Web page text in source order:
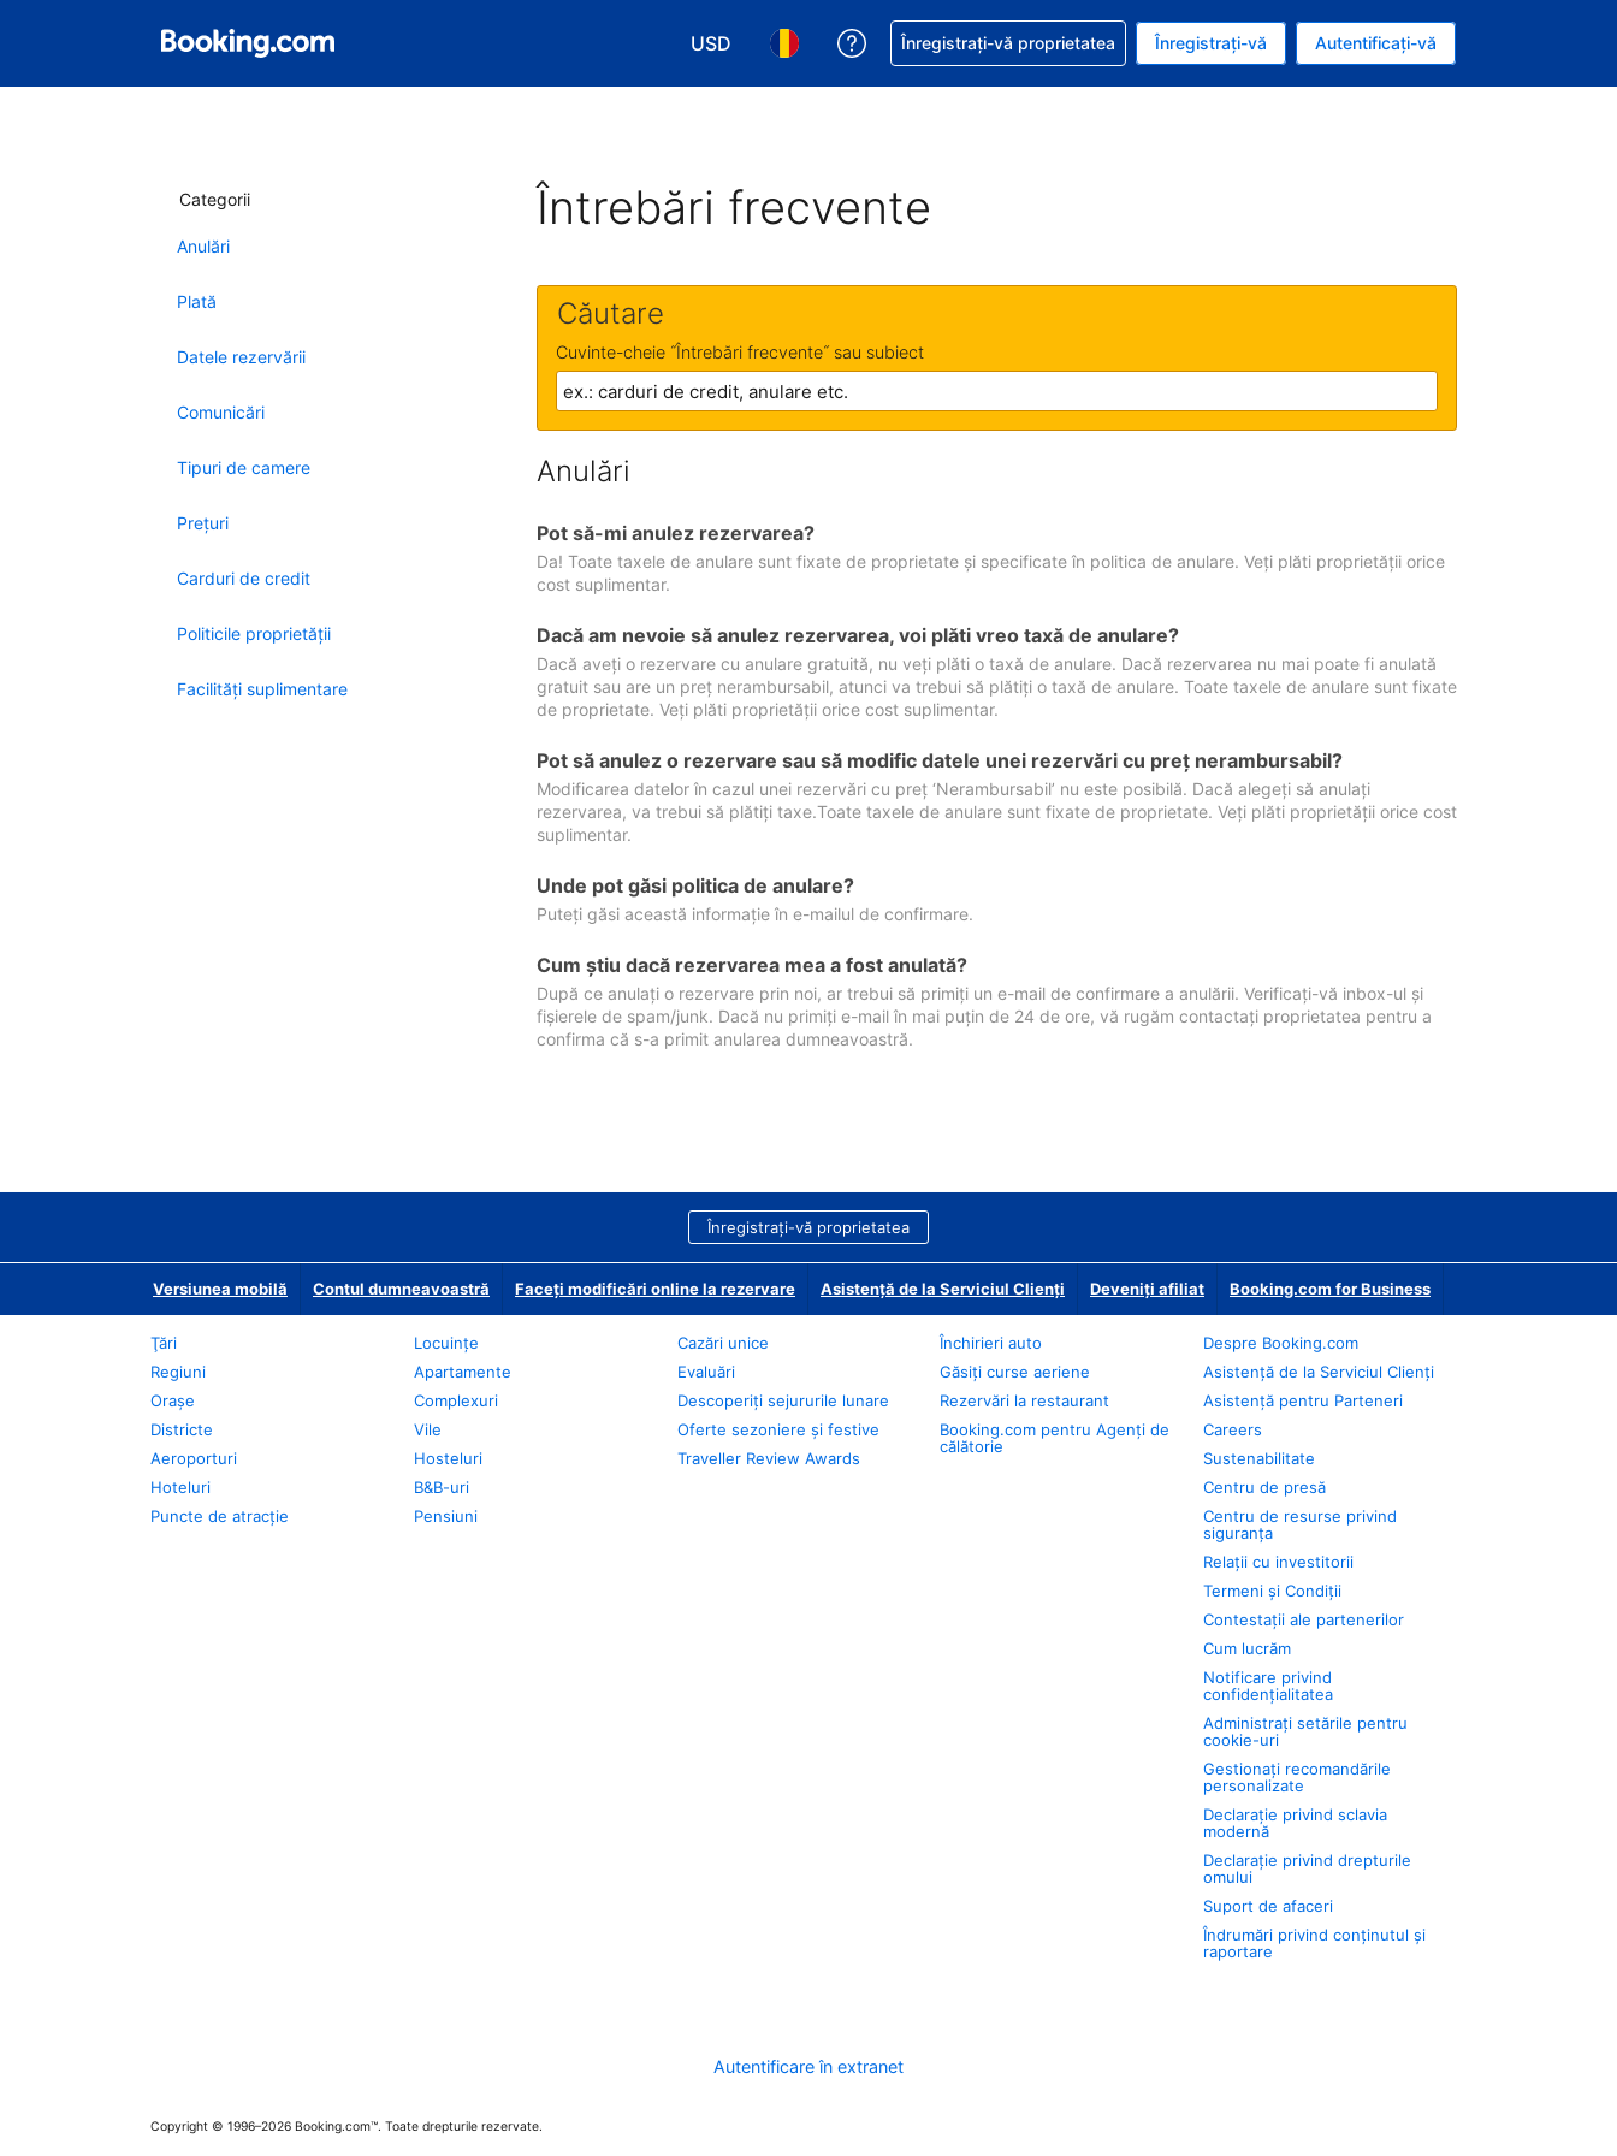
USD
Alegeţi moneda. Moneda actuală este Dolar american
Alegeți limba. Limba actuală este Română
Primiți asistență cu privire la rezervarea dvs.
Înregistrați-vă proprietatea Înregistrați-vă Autentificați-vă
Categorii
Anulări
Plată
Datele rezervării
Comunicări
Tipuri de camere
Preţuri
Carduri de credit
Politicile proprietății
Facilităţi suplimentare
Întrebări frecvente
Căutare
Cuvinte-cheie ˝Întrebări frecvente˝ sau subiect
Anulări
Pot să-mi anulez rezervarea?
Da! Toate taxele de anulare sunt fixate de proprietate și specificate în politica de anulare. Veți plăti proprietății orice
cost suplimentar.
Dacă am nevoie să anulez rezervarea, voi plăti vreo taxă de anulare?
Dacă aveți o rezervare cu anulare gratuită, nu veți plăti o taxă de anulare. Dacă rezervarea nu mai poate fi anulată
gratuit sau are un preț nerambursabil, atunci va trebui să plătiți o taxă de anulare. Toate taxele de anulare sunt fixate
de proprietate. Veți plăti proprietății orice cost suplimentar.
Pot să anulez o rezervare sau să modific datele unei rezervări cu preţ nerambursabil?
Modificarea datelor în cazul unei rezervări cu preț ‘Nerambursabil’ nu este posibilă. Dacă alegeți să anulați
rezervarea, va trebui să plătiți taxe.Toate taxele de anulare sunt fixate de proprietate. Veți plăti proprietății orice cost
suplimentar.
Unde pot găsi politica de anulare?
Puteți găsi această informație în e-mailul de confirmare.
Cum ştiu dacă rezervarea mea a fost anulată?
După ce anulați o rezervare prin noi, ar trebui să primiți un e-mail de confirmare a anulării. Verificați-vă inbox-ul și
fișierele de spam/junk. Dacă nu primiți e-mail în mai puțin de 24 de ore, vă rugăm contactați proprietatea pentru a
confirma că s-a primit anularea dumneavoastră.
Înregistrați-vă proprietatea
Versiunea mobilă Contul dumneavoastră Faceți modificări online la rezervare Asistență de la Serviciul Clienți Deveniţi afiliat Booking.com for Business
Ţări
Regiuni
Oraşe
Districte
Aeroporturi
Hoteluri
Puncte de atracţie
Locuințe
Apartamente
Complexuri
Vile
Hosteluri
B&B-uri
Pensiuni
Cazări unice
Evaluări
Descoperiți sejururile lunare
Oferte sezoniere și festive
Traveller Review Awards
Închirieri auto
Găsiți curse aeriene
Rezervări la restaurant
Booking.com pentru Agenți de
călătorie
Despre Booking.com
Asistență de la Serviciul Clienți
Asistență pentru Parteneri
Careers
Sustenabilitate
Centru de presă
Centru de resurse privind
siguranța
Relații cu investitorii
Termeni și Condiții
Contestații ale partenerilor
Cum lucrăm
Notificare privind
confidențialitatea
Administrați setările pentru
cookie-uri
Gestionați recomandările
personalizate
Declarație privind sclavia
modernă
Declarație privind drepturile
omului
Suport de afaceri
Îndrumări privind conținutul și
raportare
Autentificare în extranet
Copyright © 1996–2026 Booking.com™. Toate drepturile rezervate.